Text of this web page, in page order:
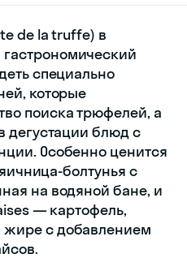
de la truffe) в
специально
которые
поиска трюфелей, а
дегустации блюд с
Особенно ценится
болтунья с
на водяной бане, и
— картофель,
с добавлением